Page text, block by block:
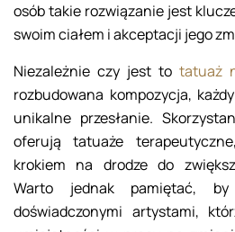
osób takie rozwiązanie jest
swoim ciałem i akceptacji jego
Niezależnie czy jest to tatuaż
rozbudowana kompozycja,
unikalne przesłanie.
oferują tatuaże
krokiem na drodze do
Warto jednak pamiętać,
doświadczonymi artystami,